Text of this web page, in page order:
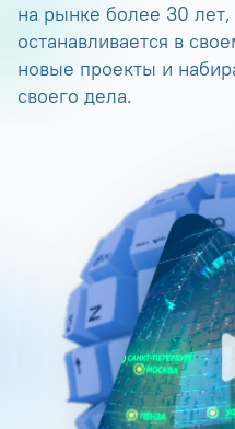
на рынке более 30
останавливается в
новые проекты и
своего дела.